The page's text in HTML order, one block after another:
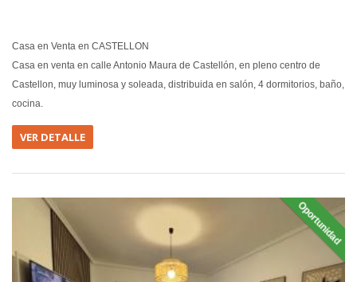
Casa en Venta en CASTELLON
Casa en venta en calle Antonio Maura de Castellón, en pleno centro de
Castellon, muy luminosa y soleada, distribuida en salón, 4 dormitorios, baño,
cocina.
VER DETALLE
Oportunidad
EN